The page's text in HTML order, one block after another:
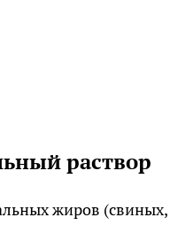
раствор
жиров (свиных,